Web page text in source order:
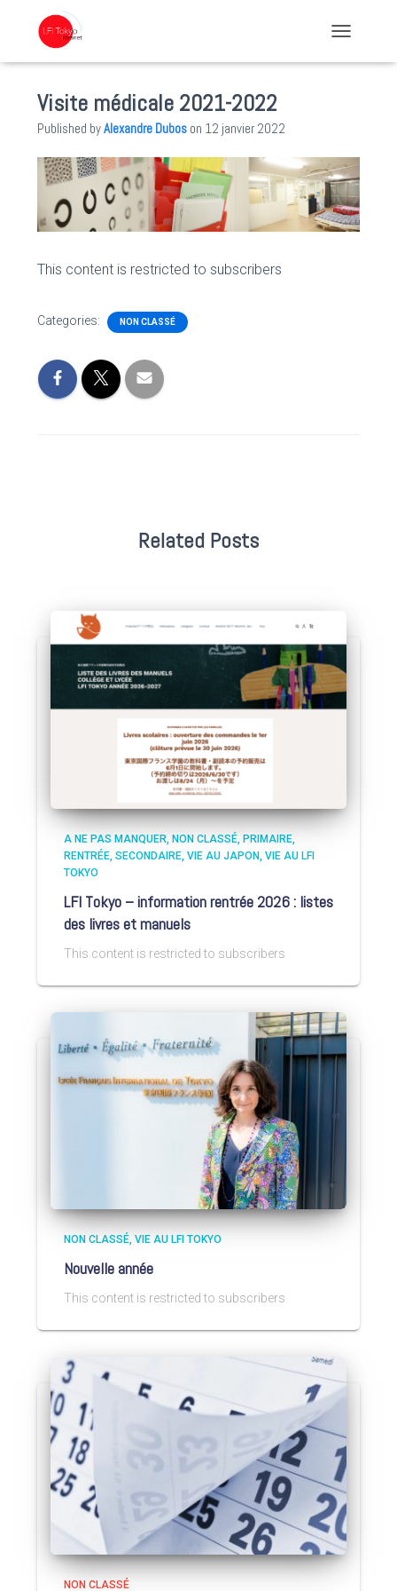
Visite médicale 2021-2022
Published byAlexandre Dubos on 12 janvier 2022
This content is restricted to subscribers
Categories: NON CLASSÉ
Related Posts
A NE PAS MANQUER NON CLASSÉ PRIMAIRE
RENTRÉE SECONDAIRE VIE AU JAPON VIE AU LFI
TOKYO
LFI Tokyo – information rentrée 2026 : listes
des livres et manuels
This content is restricted to subscribers
NON CLASSÉ VIE AU LFI TOKYO
Nouvelle année
This content is restricted to subscribers
NON CLASSÉ